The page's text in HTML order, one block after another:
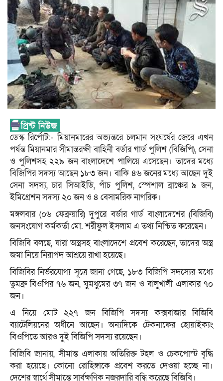
ডেস্ক রির্পোট:- মিয়ানমারের অভ্যন্তরে চলমান সংঘর্ষের জেরে এখন
পর্যন্ত মিয়ানমার সীমান্তরক্ষী বাহিনী বর্ডার গার্ড পুলিশ (বিজিপি), সেনা
ও পুলিশসহ ২২৯ জন বাংলাদেশে পালিয়ে এসেছেন। তাদের মধ্যে
বিজিপির সদস্য আছেন ১৮৩ জন। বাকি ৪৬ জনের মধ্যে আছেন দুই
সেনা সদস্য, চার সিআইডি, পাঁচ পুলিশ, স্পেশাল ব্রাঞ্চের ৯ জন,
ইমিগ্রেশন সদস্য ২০ জন ও ৪ বেসামরিক নাগরিক।
মঙ্গলবার (০৬ ফেব্রুয়ারি) দুপুরে বর্ডার গার্ড বাংলাদেশের (বিজিবি)
জনসংযোগ কর্মকর্তা মো. শরীফুল ইসলাম এ তথ্য নিশ্চিত করেছেন।
বিজিবি বলছে, যারা অস্ত্রসহ বাংলাদেশে প্রবেশ করেছেন, তাদের অস্ত্র
জমা নিয়ে নিরাপদ আশ্রয়ে রাখা হয়েছে।
বিজিবির নির্ভরযোগ্য সূত্রে জানা গেছে, ১৮৩ বিজিপি সদস্যের মধ্যে
তুমব্রু বিওপির ৭৬ জন, ঘুমধুমের ৩৭ জন ও বালুখালী এলাকার ৭০
জন।
এ নিয়ে মোট ২২৭ জন বিজিপি সদস্য কক্সবাজার বিজিবি
ব্যাটেলিয়নের অধীনে আছেন। অন্যদিকে টেকনাফের হোয়াইক্যং
বিওপিতে আরও দুই বিজিপি সদস্য রয়েছেন।
বিজিবি জানায়, সীমান্ত এলাকায় অতিরিক্ত টহল ও চেকপোস্ট বৃদ্ধি
করা হয়েছে। কোনো রোহিঙ্গাকে প্রবেশ করতে দেওয়া হচ্ছে না।
দেশের স্বার্থে সীমান্তে সার্বক্ষণিক নজরদারি বৃদ্ধি করেছে বিজিবি।